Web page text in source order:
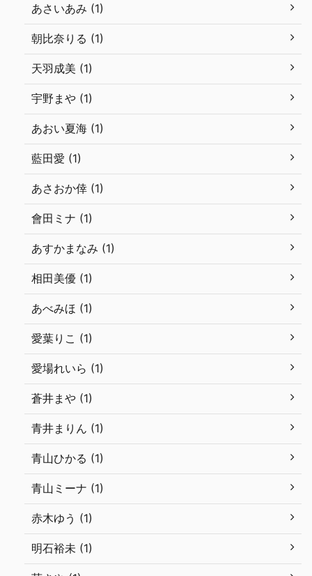
あさいあみ (1)
朝比奈りる (1)
天羽成美 (1)
宇野まや (1)
あおい夏海 (1)
藍田愛 (1)
あさおか倖 (1)
會田ミナ (1)
あすかまなみ (1)
相田美優 (1)
あべみほ (1)
愛葉りこ (1)
愛場れいら (1)
蒼井まや (1)
青井まりん (1)
青山ひかる (1)
青山ミーナ (1)
赤木ゆう (1)
明石裕未 (1)